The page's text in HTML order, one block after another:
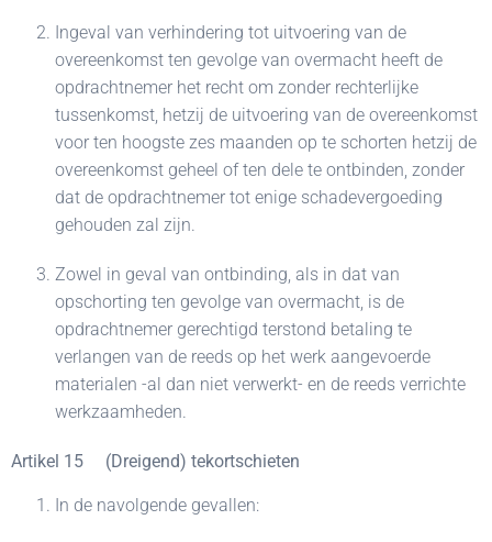
Ingeval van verhindering tot uitvoering van de
overeenkomst ten gevolge van overmacht heeft de
opdrachtnemer het recht om zonder rechterlijke
tussenkomst, hetzij de uitvoering van de overeenkomst
voor ten hoogste zes maanden op te schorten hetzij de
overeenkomst geheel of ten dele te ontbinden, zonder
dat de opdrachtnemer tot enige schadevergoeding
gehouden zal zijn.
Zowel in geval van ontbinding, als in dat van
opschorting ten gevolge van overmacht, is de
opdrachtnemer gerechtigd terstond betaling te
verlangen van de reeds op het werk aangevoerde
materialen -al dan niet verwerkt- en de reeds verrichte
werkzaamheden.
Artikel 15 (Dreigend) tekortschieten
In de navolgende gevallen: